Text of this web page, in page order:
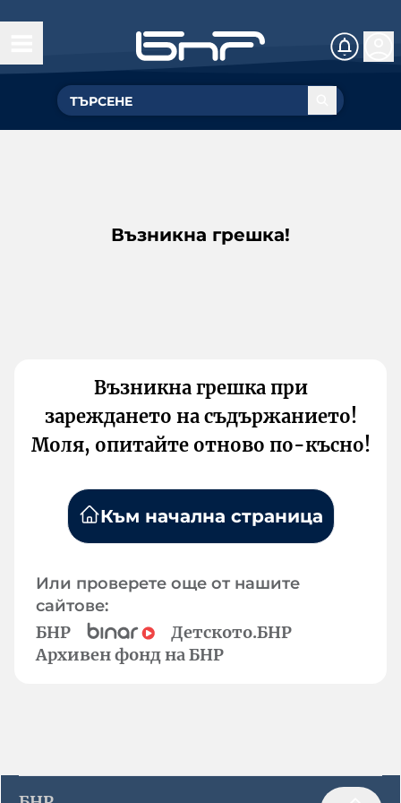
Възникна грешка!
Възникна грешка при
зареждането на съдържанието!
Моля, опитайте отново по-късно!
Към начална страница
Или проверете още от нашите
сайтове:
БНР
Детското.БНР
Архивен фонд на БНР